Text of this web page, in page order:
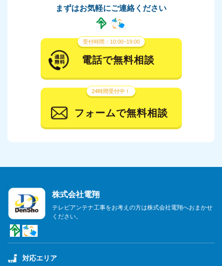
2024年3月
2024年1月
2023年12月
2023年11月
2023年10月
2023年6月
2023年5月
2023年3月
まずはお気軽にご連絡ください
受付時間：10:00~19:00
電話で無料相談
24時間受付中！
フォームで無料相談
株式会社電翔
テレビアンテナ工事をお考えの方は株式会社電翔へおまかせ
ください。
対応エリア